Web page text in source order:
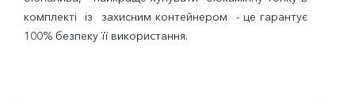
комплекті із захисним контейнером - це гарантує
100% безпеку її використання.